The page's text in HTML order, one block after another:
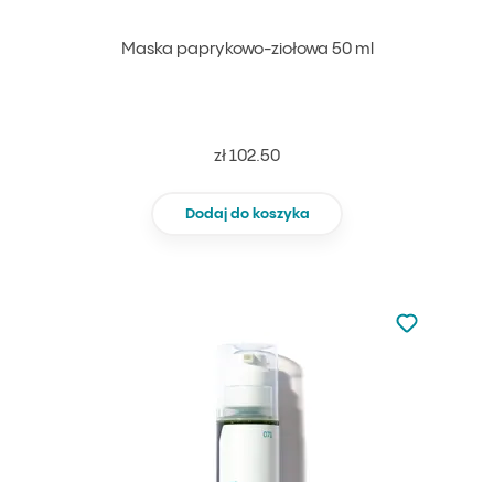
Maska paprykowo-ziołowa 50 ml
zł 102.50
Dodaj do koszyka
Nie dodano
Dodaj do